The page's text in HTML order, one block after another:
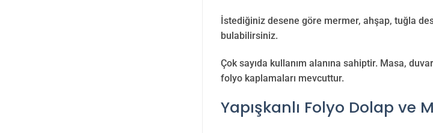
İstediğiniz desene göre mermer, ahşap, tuğla
bulabilirsiniz.
Çok sayıda kullanım alanına sahiptir. Masa,
folyo kaplamaları mevcuttur.
Yapışkanlı Folyo Dolap ve